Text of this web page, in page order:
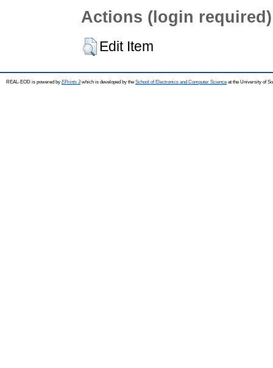
Actions (login required)
Edit Item
REAL-EOD is powered by EPrints 3which is developed by the School of Electronics and Computer Science at the University of